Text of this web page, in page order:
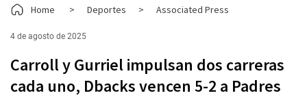
Home > Deportes > Associated Press
4 de agosto de 2025
Carroll y Gurriel impulsan dos carreras
cada uno, Dbacks vencen 5-2 a Padres